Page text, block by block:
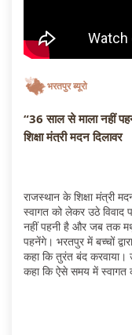
भरतपुर ब्यूरो
“36 साल से माला नहीं
शिक्षा मंत्री मदन दिलावर
राजस्थान के शिक्षा मंत्री
स्वागत को लेकर उठे विवाद
नहीं पहनी है और जब तक
पहनेंगे। भरतपुर में बच्चों
कहा कि तुरंत बंद करवाया।
कहा कि ऐसे समय में स्वागत